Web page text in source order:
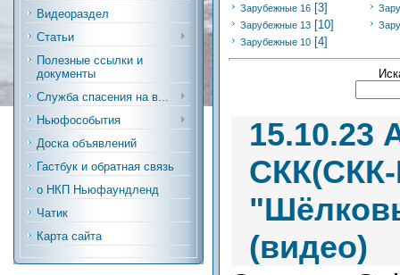
Видеораздел
Статьи
Полезные ссылки и
документы
Служба спасения на в...
Ньюфособытия
Доска объявлений
Гастбук и обратная связь
о НКП Ньюфаундленд
Чатик
Карта сайта
Зарубежные 16 [3]
Зарубежные 13 [10]
Зарубежные 10 [4]
15.10.23
(видео)